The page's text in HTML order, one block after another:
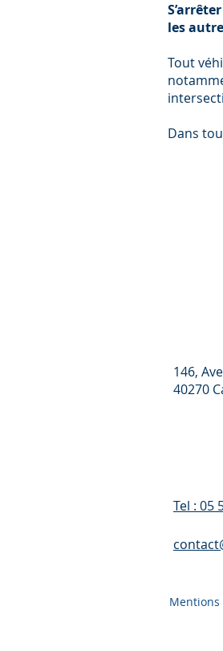
les
Tout
Dans
146,
40270
Tel : 05
Mentions